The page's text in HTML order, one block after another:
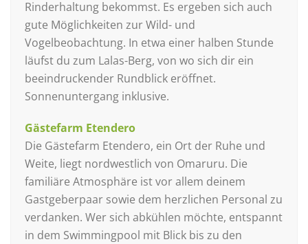
Rinderhaltung bekommst. Es ergeben sich auch
gute Möglichkeiten zur Wild- und
Vogelbeobachtung. In etwa einer halben Stunde
läufst du zum Lalas-Berg, von wo sich dir ein
beeindruckender Rundblick eröffnet.
Sonnenuntergang inklusive.
Gästefarm Etendero
Die Gästefarm Etendero, ein Ort der Ruhe und
Weite, liegt nordwestlich von Omaruru. Die
familiäre Atmosphäre ist vor allem deinem
Gastgeberpaar sowie dem herzlichen Personal zu
verdanken. Wer sich abkühlen möchte, entspannt
in dem Swimmingpool mit Blick bis zu den